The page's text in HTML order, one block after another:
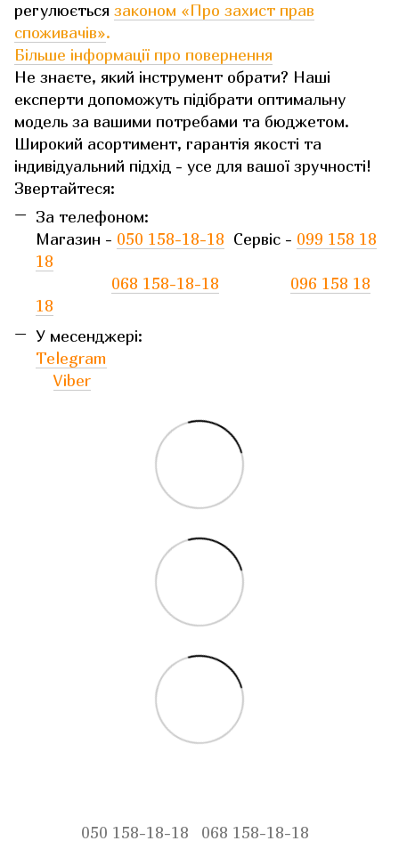
регулюється законом «Про захист прав
споживачів».
Більше інформації про повернення
Не знаєте, який інструмент обрати? Наші
експерти допоможуть підібрати оптимальну
модель за вашими потребами та бюджетом.
Широкий асортимент, гарантія якості та
індивідуальний підхід - усе для вашої зручності!
Звертайтеся:
За телефоном:
Магазин - 050 158-18-18 Сервіс - 099 158 18
18
068 158-18-18
096 158 18
18
У месенджері:
Telegram
Viber
050 158-18-18 068 158-18-18